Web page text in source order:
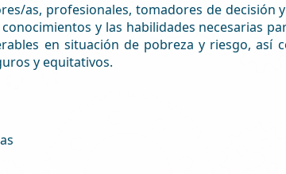
as, profesionales, tomadores de decisión
y las habilidades necesarias
en situación de pobreza y riesgo, así
y equitativos.